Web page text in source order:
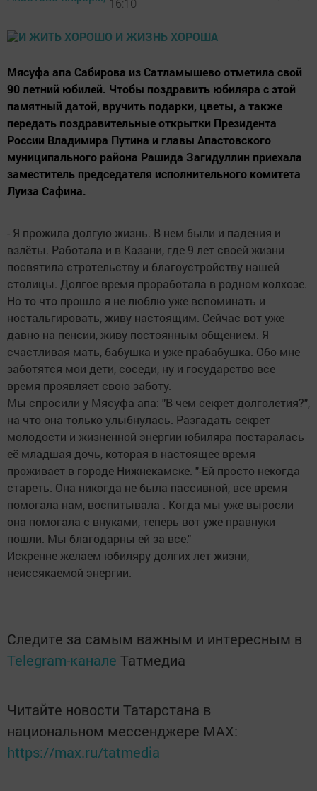
Мясуфа апа Сабирова из Сатламышево отметила свой
90 летний юбилей. Чтобы поздравить юбиляра с этой
памятный датой, вручить подарки, цветы, а также
передать поздравительные открытки Президента
России Владимира Путина и главы Апастовского
муниципального района Рашида Загидуллин приехала
заместитель председателя исполнительного комитета
Луиза Сафина.
- Я прожила долгую жизнь. В нем были и падения и
взлёты. Работала и в Казани, где 9 лет своей жизни
посвятила стротельству и благоустройству нашей
столицы. Долгое время проработала в родном колхозе.
Но то что прошло я не люблю уже вспоминать и
ностальгировать, живу настоящим. Сейчас вот уже
давно на пенсии, живу постоянным общением. Я
счастливая мать, бабушка и уже прабабушка. Обо мне
заботятся мои дети, соседи, ну и государство все
время проявляет свою заботу.
Мы спросили у Мясуфа апа: "В чем секрет долголетия?",
на что она только улыбнулась. Разгадать секрет
молодости и жизненной энергии юбиляра постаралась
её младшая дочь, которая в настоящее время
проживает в городе Нижнекамске. "-Ей просто некогда
стареть. Она никогда не была пассивной, все время
помогала нам, воспитывала . Когда мы уже выросли
она помогала с внуками, теперь вот уже правнуки
пошли. Мы благодарны ей за все."
Искренне желаем юбиляру долгих лет жизни,
неиссякаемой энергии.
Следите за самым важным и интересным в
Telegram-канале Татмедиа
Читайте новости Татарстана в
национальном мессенджере MАХ:
https://max.ru/tatmedia